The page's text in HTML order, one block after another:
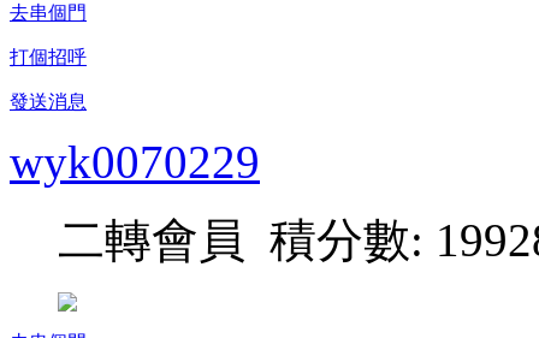
去串個門
打個招呼
發送消息
wyk0070229
二轉會員 積分數: